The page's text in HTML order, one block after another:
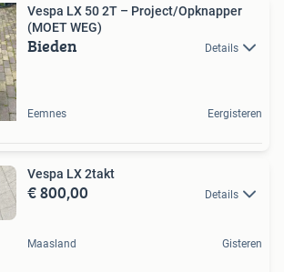
Vespa LX 50 2T – Project/Opknapper
(MOET WEG)
Bieden Details
Eemnes Eergisteren
Vespa LX 2takt
€ 800,00 Details
Maasland Gisteren